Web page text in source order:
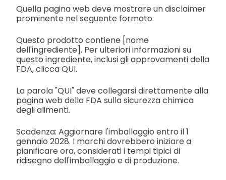
Quella pagina web deve mostrare un disclaimer
prominente nel seguente formato:
Questo prodotto contiene [nome
dell'ingrediente]. Per ulteriori informazioni su
questo ingrediente, inclusi gli approvamenti della
FDA, clicca QUI.
La parola "QUI" deve collegarsi direttamente alla
pagina web della FDA sulla sicurezza chimica
degli alimenti.
Scadenza: Aggiornare l'imballaggio entro il 1
gennaio 2028. I marchi dovrebbero iniziare a
pianificare ora, considerati i tempi tipici di
ridisegno dell'imballaggio e di produzione.